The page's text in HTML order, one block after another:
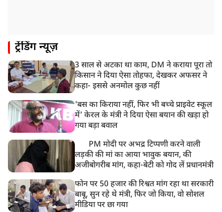
हिमाचल के चंबा में बड़ा सड़क हादसा, 7 यात्रियों की मौत; 11
9:23 AM
सलमान खान के घर के बाहर ड्यूटी पर तैनात पुलिसकर्मी की मौत,
अचानक बिगड़ी थी तबीयत
ट्रेंडिंग न्यूज़
3 साल से अटका था काम, DM ने कराया पूरा तो
किसान ने दिया ऐसा तोहफा, देखकर अफसर ने
कहा- इससे अनमोल कुछ नहीं
'बस का किराया नहीं, फिर भी बच्चे प्राइवेट स्कूल
में' केरल के मंत्री ने दिया ऐसा बयान की खड़ा हो
गया बड़ा बवाल
PM मोदी पर अभद्र टिप्पणी करने वाली
लड़की की मां का आया भावुक बयान, की
अजीबोगरीब मांग, कहा-बेटी को गोद लें प्रधानमंत्री
फोन पर 50 हजार की रिश्वत मांग रहा था सरकारी
बाबू, सुन रहे थे मंत्री, फिर जो किया, वो सोशल
मीडिया पर छा गया